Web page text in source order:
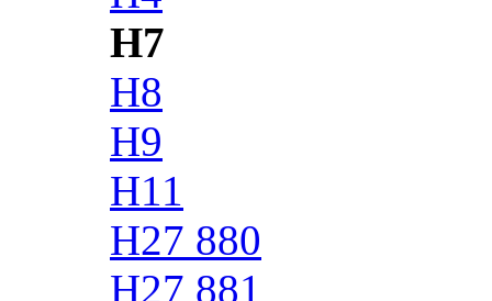
H7
H8
H9
H11
H27 880
H27 881